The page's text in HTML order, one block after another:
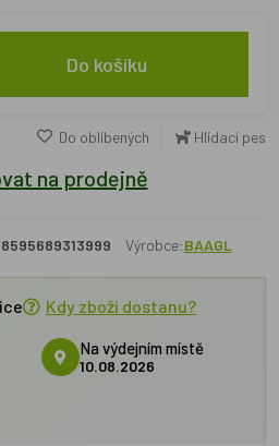
Do košíku
Do oblíbených Hlídací pes
na prodejně
8595689313999 Výrobce:BAAGL
Kdy zboží dostanu?
Na výdejním místě
10.08.2026